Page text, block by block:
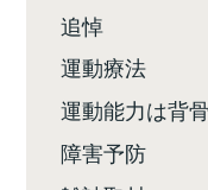
追悼
運動療法
運動能力は背
障害予防